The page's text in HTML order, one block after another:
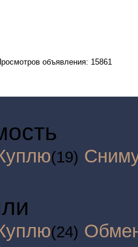
объявления: 15861
(19)
(24)